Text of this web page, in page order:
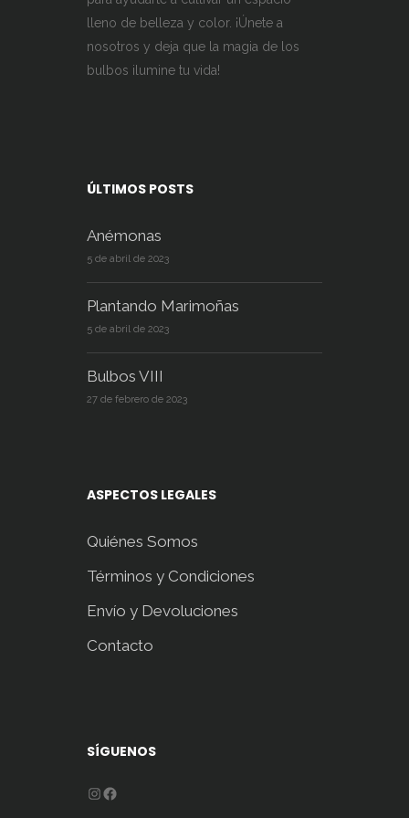
lleno de belleza y color. ¡Únete a
nosotros y deja que la magia de los
bulbos ilumine tu vida!
ÚLTIMOS POSTS
Anémonas
5 de abril de 2023
Plantando Marimoñas
5 de abril de 2023
Bulbos VIII
27 de febrero de 2023
ASPECTOS LEGALES
Quiénes Somos
Términos y Condiciones
Envío y Devoluciones
Contacto
SÍGUENOS
Instagram
Facebook